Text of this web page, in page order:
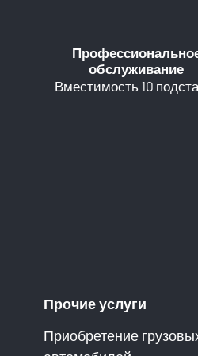
обслуживание
Вместимость 10
Прочие услуги
Приобретение